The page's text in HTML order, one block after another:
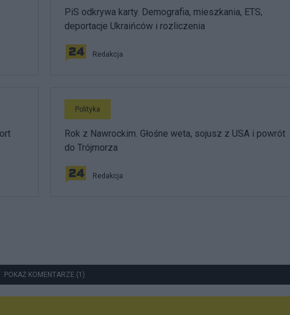
PiS odkrywa karty. Demografia, mieszkania, ETS,
deportacje Ukraińców i rozliczenia
Redakcja
Polityka
Rok z Nawrockim. Głośne weta, sojusz z USA i powrót
do Trójmorza
Redakcja
POKAŻ KOMENTARZE (1)